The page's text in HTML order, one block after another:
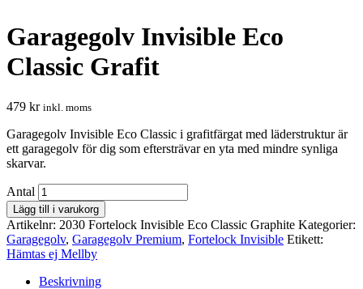
Garagegolv Invisible Eco
Classic Grafit
479 kr inkl. moms
Garagegolv Invisible Eco Classic i grafitfärgat med läderstruktur är
ett garagegolv för dig som eftersträvar en yta med mindre synliga
skarvar.
Antal
Lägg till i varukorg
Artikelnr: 2030 Fortelock Invisible Eco Classic Graphite Kategorier:
Garagegolv, Garagegolv Premium, Fortelock Invisible Etikett:
Hämtas ej Mellby
Beskrivning